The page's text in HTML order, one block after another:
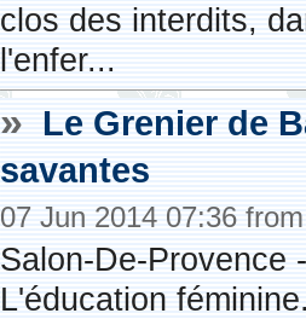
clos des interdits,
l'enfer...
» Le Grenier de
savantes
07 Jun 2014 07:36
Salon-De-Provence
L'éducation